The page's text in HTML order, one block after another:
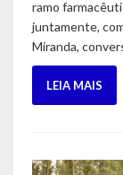
ramo
juntamente,
Miranda,
LEIA MAIS